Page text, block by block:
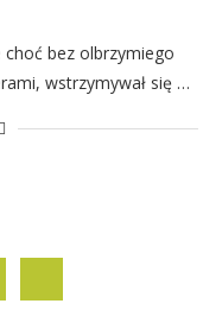
choć bez olbrzymiego
wstrzymywał się …